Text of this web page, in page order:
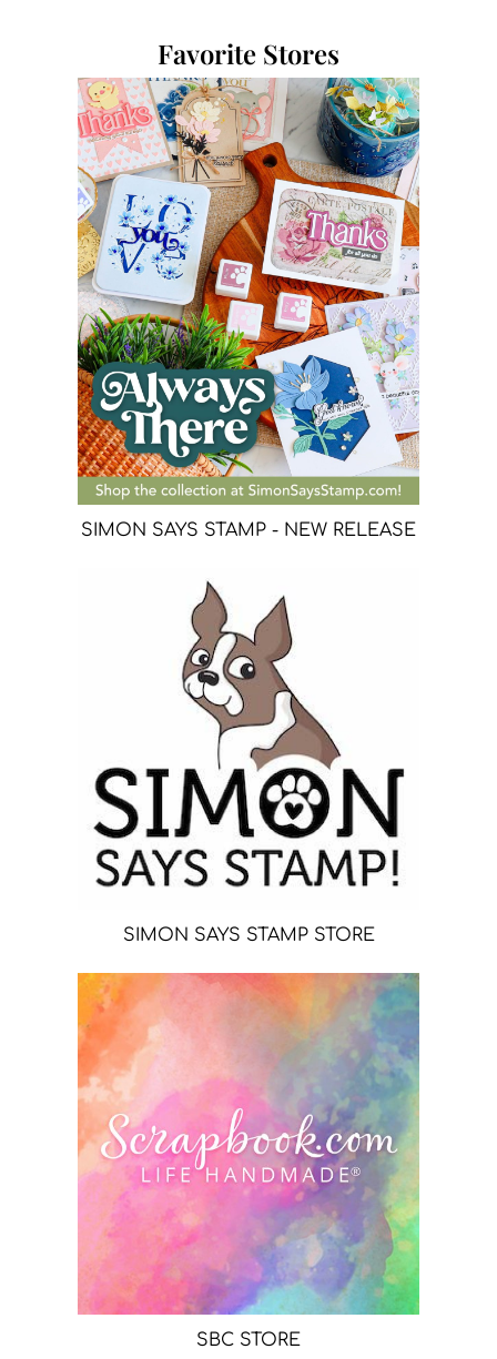
Favorite Stores
SIMON SAYS STAMP - NEW RELEASE
SIMON SAYS STAMP STORE
SBC STORE